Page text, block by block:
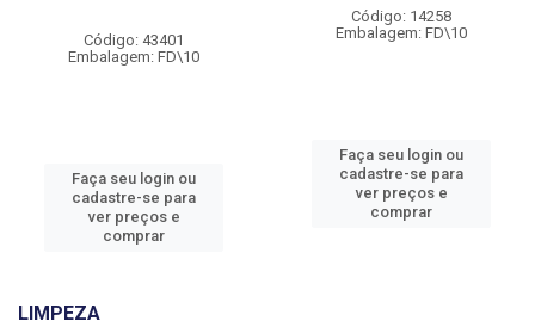
Código: 43401
Embalagem: FD\10
Faça seu login ou
cadastre-se para
ver preços e
comprar
Código: 14258
Embalagem: FD\10
Faça seu login ou
cadastre-se para
ver preços e
comprar
LIMPEZA